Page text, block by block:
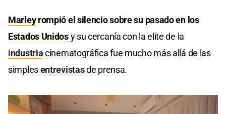
Marleyrompió el silencio sobre su pasado en los
Estados Unidosy su cercanía con la elite de la
industriacinematográfica fue mucho más allá de las
simplesentrevistasde prensa.